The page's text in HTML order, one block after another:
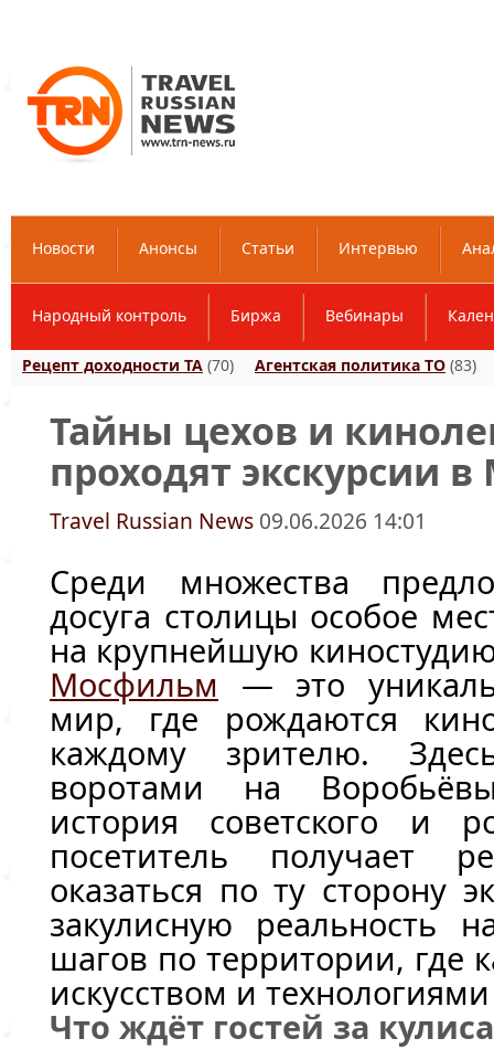
Новости Анонсы Статьи Интервью
Народный контроль Биржа Вебинары
Рецепт доходности ТА (70) Агентская политика ТО (83)
Тайны цехов и
проходят экскурсии
Travel Russian News 09.06.2026 14:01
Среди множества
досуга столицы особое
на крупнейшую
Мосфильм — это
мир, где рождаются
каждому зрителю.
воротами на
история советского и
посетитель получает
оказаться по ту сторону
закулисную реальность
шагов по территории, где
искусством и
Что ждёт гостей за